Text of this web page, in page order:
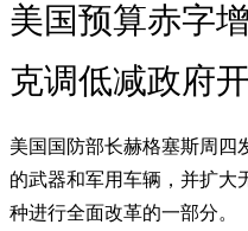
美国预算赤字
克调低减政府
美国国防部长赫格塞斯周四
的武器和军用车辆，并扩大
种进行全面改革的一部分。